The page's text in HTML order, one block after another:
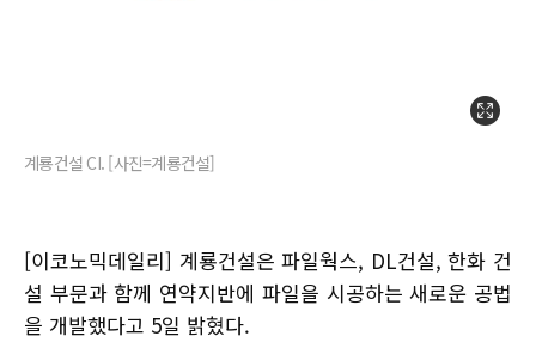
계룡건설 CI. [사진=계룡건설]
[이코노믹데일리] 계룡건설은 파일웍스, DL건설, 한화 건
설 부문과 함께 연약지반에 파일을 시공하는 새로운 공법
을 개발했다고 5일 밝혔다.